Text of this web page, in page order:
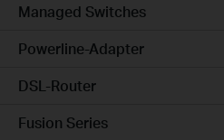
Managed Switches
Powerline-Adapter
DSL-Router
Fusion Series